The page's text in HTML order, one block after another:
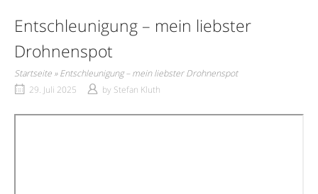
Entschleunigung – mein liebster
Drohnenspot
Startseite »Entschleunigung – mein liebster Drohnenspot
29. Juli 2025
by Stefan Kluth